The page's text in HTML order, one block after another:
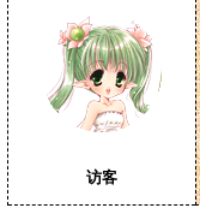
访客